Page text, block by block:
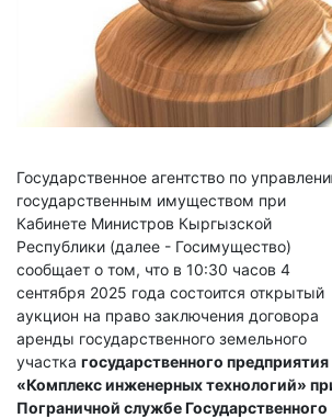
Государственное агентство по
государственным имуществом при
Кабинете Министров Кыргызской
Республики (далее - Госимущество)
сообщает о том, что в 10:30 часов 4
сентября 2025 года состоится открытый
аукцион на право заключения договора
аренды государственного земельного
участка государственного предприятия
«Комплекс инженерных технологий»
Пограничной службе Государственного